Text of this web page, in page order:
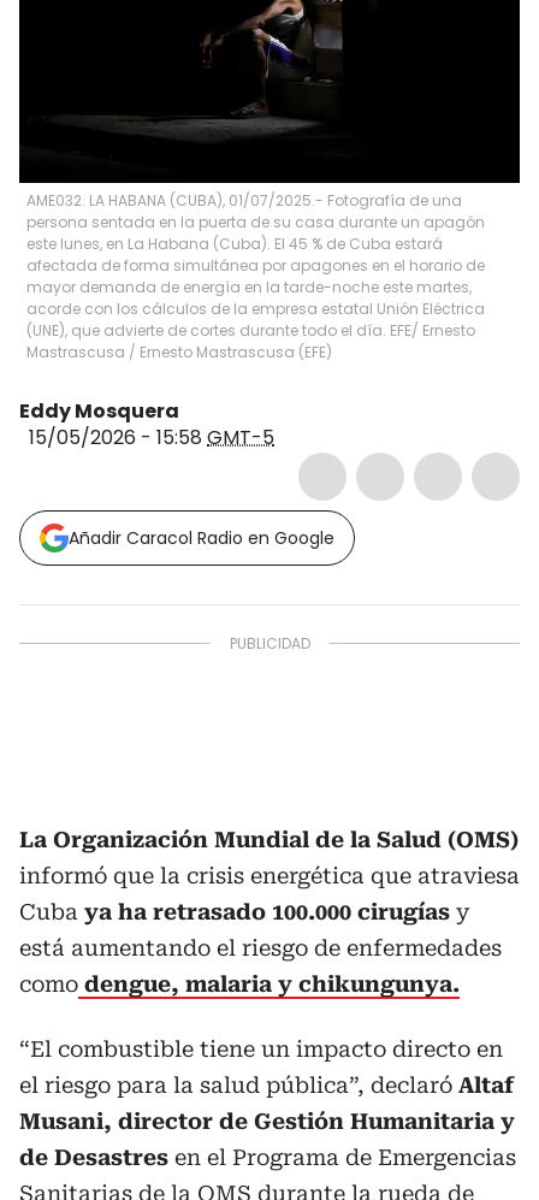
AME032. LA HABANA (CUBA), 01/07/2025.- Fotografía de una
persona sentada en la puerta de su casa durante un apagón
este lunes, en La Habana (Cuba). El 45 % de Cuba estará
afectada de forma simultánea por apagones en el horario de
mayor demanda de energía en la tarde-noche este martes,
acorde con los cálculos de la empresa estatal Unión Eléctrica
(UNE), que advierte de cortes durante todo el día. EFE/ Ernesto
Mastrascusa / Ernesto Mastrascusa (EFE)
Eddy Mosquera
15/05/2026 - 15:58 GMT-5
Añadir Caracol Radio en Google
La Organización Mundial de la Salud (OMS)
informó que la crisis energética que atraviesa
Cuba ya ha retrasado 100.000 cirugías y
está aumentando el riesgo de enfermedades
como dengue, malaria y chikungunya.
“El combustible tiene un impacto directo en
el riesgo para la salud pública”, declaró Altaf
Musani, director de Gestión Humanitaria y
de Desastres en el Programa de Emergencias
Sanitarias de la OMS durante la rueda de